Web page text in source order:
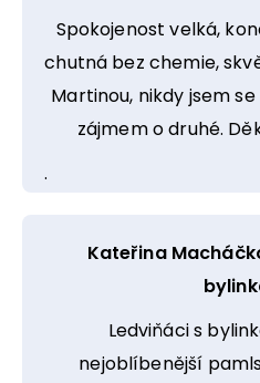
Spokojenost velká,
chutná bez chemie,
Martinou, nikdy jsem
zájmem o druhé.
.
Kateřina
Ledviňáci s
nejoblíbenější